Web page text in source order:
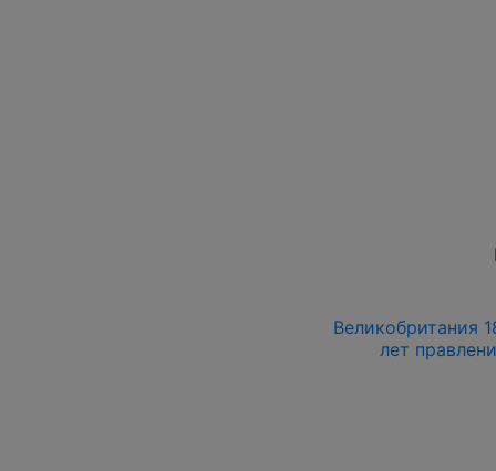
Великобритания
лет